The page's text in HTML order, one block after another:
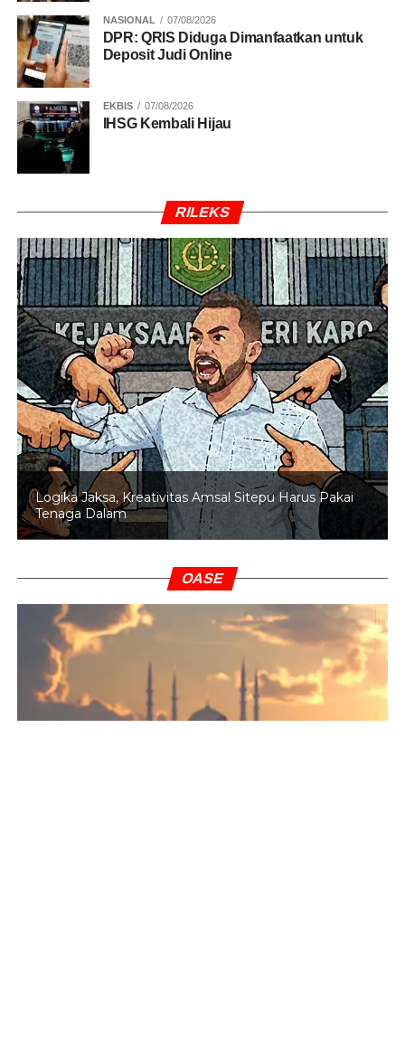
NASIONAL 07/08/2026
DPR: QRIS Diduga Dimanfaatkan untuk
Deposit Judi Online
EKBIS 07/08/2026
IHSG Kembali Hijau
RILEKS
Logika Jaksa, Kreativitas Amsal Sitepu Harus Pakai
Tenaga Dalam
OASE